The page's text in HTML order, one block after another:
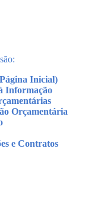
Inicial)
Informação
Orçamentária
e Contratos